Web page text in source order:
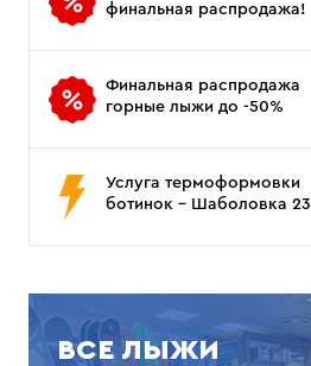
финальная распродажа!
Финальная распродажа
горные лыжи до -50%
Услуга термоформовки
ботинок - Шаболовка 23
ВСЕ ЛЫЖИ